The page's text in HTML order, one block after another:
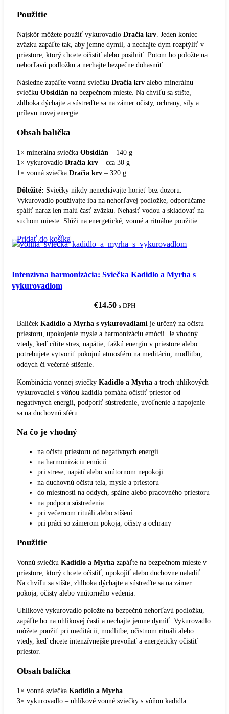
Použitie
Najskôr môžete použiť vykurovadlo Dračia krv . Jeden koniec
zväzku zapáľte tak, aby jemne dymil, a nechajte dym rozptýliť v
priestore, ktorý chcete očistiť alebo posilniť. Potom ho položte na
nehorľavú podložku a nechajte bezpečne dohasnúť.
Následne zapáľte vonnú sviečku Dračia krv alebo minerálnu
sviečku Obsidián na bezpečnom mieste. Na chvíľu sa stíšte,
zhlboka dýchajte a sústreďte sa na zámer očisty, ochrany, sily a
prílevu novej energie.
Obsah balíčka
1× minerálna sviečka Obsidián – 140 g
1× vykurovadlo Dračia krv – cca 30 g
1× vonná sviečka Dračia krv – 320 g
Dôležité: Sviečky nikdy nenechávajte horieť bez dozoru.
Vykurovadlo používajte iba na nehorľavej podložke, odporúčame
spáliť naraz len malú časť zväzku. Nehasiť vodou a skladovať na
suchom mieste. Slúži na energetické, vonné a rituálne použitie.
Pridať do košíka
Intenzívna harmonizácia: Sviečka Kadidlo a Myrha s
vykurovadlom
€14.50 s DPH
Balíček Kadidlo a Myrha s vykurovadlami je určený na očistu
priestoru, upokojenie mysle a harmonizáciu emócií. Je vhodný
vtedy, keď cítite stres, napätie, ťažkú energiu v priestore alebo
potrebujete vytvoriť pokojnú atmosféru na meditáciu, modlitbu,
oddych či večerné stíšenie.
Kombinácia vonnej sviečky Kadidlo a Myrha a troch uhlíkových
vykurovadiel s vôňou kadidla pomáha očistiť priestor od
negatívnych energií, podporiť sústredenie, uvoľnenie a napojenie
sa na duchovnú sféru.
Na čo je vhodný
na očistu priestoru od negatívnych energií
na harmonizáciu emócií
pri strese, napätí alebo vnútornom nepokoji
na duchovnú očistu tela, mysle a priestoru
do miestnosti na oddych, spálne alebo pracovného priestoru
na podporu sústredenia
pri večernom rituáli alebo stíšení
pri práci so zámerom pokoja, očisty a ochrany
Použitie
Vonnú sviečku Kadidlo a Myrha zapáľte na bezpečnom mieste v
priestore, ktorý chcete očistiť, upokojiť alebo duchovne naladiť.
Na chvíľu sa stíšte, zhlboka dýchajte a sústreďte sa na zámer
pokoja, očisty alebo vnútorného vedenia.
Uhlíkové vykurovadlo položte na bezpečnú nehorľavú podložku,
zapáľte ho na uhlíkovej časti a nechajte jemne dymiť. Vykurovadlo
môžete použiť pri meditácii, modlitbe, očistnom rituáli alebo
vtedy, keď chcete intenzívnejšie prevoňať a energeticky očistiť
priestor.
Obsah balíčka
1× vonná sviečka Kadidlo a Myrha
3× vykurovadlo – uhlíkové vonné sviečky s vôňou kadidla